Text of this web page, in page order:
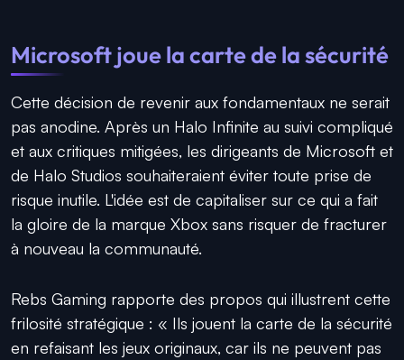
Microsoft joue la carte de la sécurité
Cette décision de revenir aux fondamentaux ne serait
pas anodine. Après un Halo Infinite au suivi compliqué
et aux critiques mitigées, les dirigeants de Microsoft et
de Halo Studios souhaiteraient éviter toute prise de
risque inutile. L'idée est de capitaliser sur ce qui a fait
la gloire de la marque Xbox sans risquer de fracturer
à nouveau la communauté.
Rebs Gaming rapporte des propos qui illustrent cette
frilosité stratégique : « Ils jouent la carte de la sécurité
en refaisant les jeux originaux, car ils ne peuvent pas